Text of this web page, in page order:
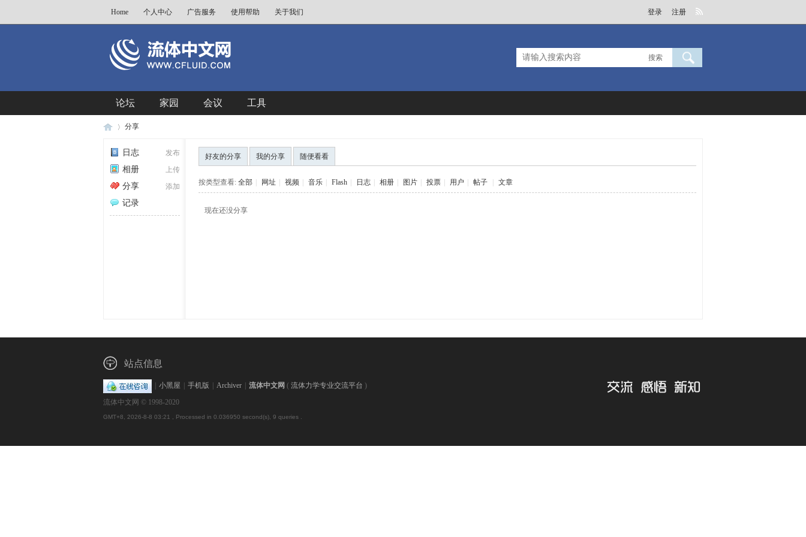
Home 个人中心 广告服务 使用帮助 关于我们 登录 注册
搜索
论坛 家园 会议 工具
中
分享
发布
日志
上传
相册
添加
分享
记录
好友的分享 我的分享 随便看看
按类型查看: 全部 网址 视频 音乐 Flash 日志 相册 图片 投票 用户 帖子 文章
现在还没分享
站点信息
小黑屋 手机版 Archiver 流体中文网 ( 流体力学专业交流平台 )
流体中文网 © 1998-2020
GMT+8, 2026-8-8 03:21 , Processed in 0.036950 second(s), 9 queries .